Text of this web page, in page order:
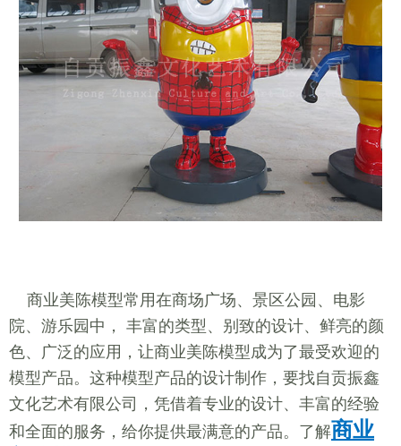
商业美陈模型常用在商场广场、景区公园、电影
院、游乐园中， 丰富的类型、别致的设计、鲜亮的颜
色、广泛的应用，让商业美陈模型成为了最受欢迎的
模型产品。这种模型产品的设计制作，要找自贡振鑫
文化艺术有限公司，凭借着专业的设计、丰富的经验
和全面的服务，给你提供最满意的产品。了解商业